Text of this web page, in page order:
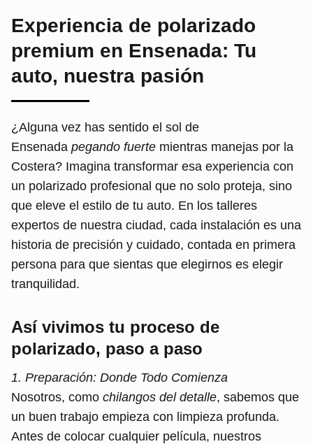
Experiencia de polarizado
premium en Ensenada: Tu
auto, nuestra pasión
¿Alguna vez has sentido el sol de
Ensenada pegando fuerte mientras manejas por la
Costera? Imagina transformar esa experiencia con
un polarizado profesional que no solo proteja, sino
que eleve el estilo de tu auto. En los talleres
expertos de nuestra ciudad, cada instalación es una
historia de precisión y cuidado, contada en primera
persona para que sientas que elegirnos es elegir
tranquilidad.
Así vivimos tu proceso de
polarizado, paso a paso
1. Preparación: Donde Todo Comienza
Nosotros, como chilangos del detalle, sabemos que
un buen trabajo empieza con limpieza profunda.
Antes de colocar cualquier película, nuestros